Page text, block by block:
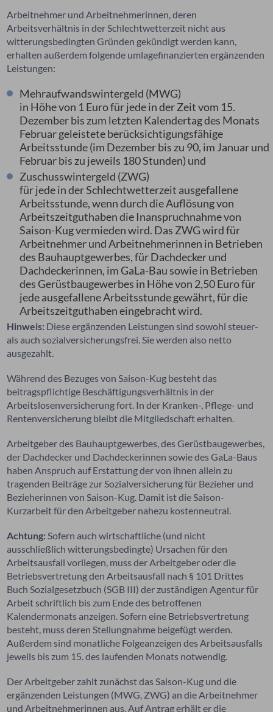
Arbeitnehmer und Arbeitnehmerinnen, deren
Arbeitsverhältnis in der Schlechtwetterzeit nicht aus
witterungsbedingten Gründen gekündigt werden kann,
erhalten außerdem folgende umlagefinanzierten ergänzenden
Leistungen:
Mehraufwandswintergeld (MWG)
in Höhe von 1 Euro für jede in der Zeit vom 15.
Dezember bis zum letzten Kalendertag des Monats
Februar geleistete berücksichtigungsfähige
Arbeitsstunde (im Dezember bis zu 90, im Januar und
Februar bis zu jeweils 180 Stunden) und
Zuschusswintergeld (ZWG)
für jede in der Schlechtwetterzeit ausgefallene
Arbeitsstunde, wenn durch die Auflösung von
Arbeitszeitguthaben die Inanspruchnahme von
Saison-Kug vermieden wird. Das ZWG wird für
Arbeitnehmer und Arbeitnehmerinnen in Betrieben
des Bauhauptgewerbes, für Dachdecker und
Dachdeckerinnen, im GaLa-Bau sowie in Betrieben
des Gerüstbaugewerbes in Höhevon 2,50 Euro für
jede ausgefallene Arbeitsstunde gewährt, für die
Arbeitszeitguthaben eingebracht wird.
Hinweis: Diese ergänzenden Leistungen sind sowohl steuer-
als auch sozialversicherungsfrei. Sie werden also netto
ausgezahlt.
Während des Bezuges von Saison-Kug besteht das
beitragspflichtige Beschäftigungsverhältnis in der
Arbeitslosenversicherung fort. In der Kranken-, Pflege- und
Rentenversicherung bleibt die Mitgliedschaft erhalten.
Arbeitgeber des Bauhauptgewerbes, desGerüstbaugewerbes,
der Dachdecker und Dachdeckerinnen sowie des GaLa-Baus
haben Anspruch auf Erstattung der von ihnen allein zu
tragenden Beiträge zur Sozialversicherung für Bezieher und
Bezieherinnen von Saison-Kug. Damit ist die Saison-
Kurzarbeit für den Arbeitgeber nahezu kostenneutral.
Achtung: Sofern auch wirtschaftliche (und nicht
ausschließlich witterungsbedingte) Ursachen für den
Arbeitsausfall vorliegen, muss der Arbeitgeber oder die
Betriebsvertretung den Arbeitsausfall nach § 101 Drittes
Buch Sozialgesetzbuch (SGB III) der zuständigen Agentur für
Arbeit schriftlich bis zum Ende des betroffenen
Kalendermonats anzeigen. Sofern eine Betriebsvertretung
besteht, muss deren Stellungnahme beigefügt werden.
Außerdem sind monatliche Folgeanzeigen des Arbeitsausfalls
jeweils bis zum 15. des laufenden Monats notwendig.
Der Arbeitgeber zahlt zunächst das Saison-Kug und die
ergänzenden Leistungen (MWG, ZWG) an die Arbeitnehmer
und Arbeitnehmerinnen aus. Auf Antrag erhält er die